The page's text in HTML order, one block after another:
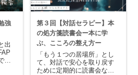
強
出
し
第３回【対話セラピー】本
の処方箋読書会ー本に学
ぶ、こころの整え方ー
「もう１つの居場所」とし
て、対話で安心を取り戻す
ために定期的に読書会など